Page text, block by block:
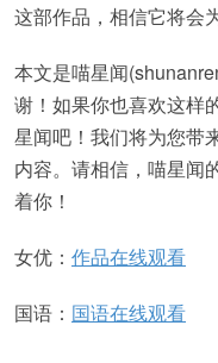
这部作品，相信它将会
本文是喵星闻
谢！如果你也喜欢这样
星闻吧！我们将为您带
内容。请相信，喵星闻
着你！
女优： 作品在线观看
国语： 国语在线观看